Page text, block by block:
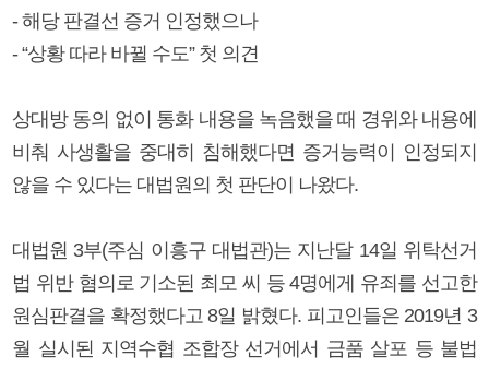
- 해당 판결선 증거 인정했으나
- “상황 따라 바뀔 수도” 첫 의견
상대방 동의 없이 통화 내용을 녹음했을 때 경위와 내용에
비춰 사생활을 중대히 침해했다면 증거능력이 인정되지
않을 수 있다는 대법원의 첫 판단이 나왔다.
대법원 3부(주심 이흥구 대법관)는 지난달 14일 위탁선거
법 위반 혐의로 기소된 최모 씨 등 4명에게 유죄를 선고한
원심판결을 확정했다고 8일 밝혔다. 피고인들은 2019년 3
월 실시된 지역수협 조합장 선거에서 금품 살포 등 불법